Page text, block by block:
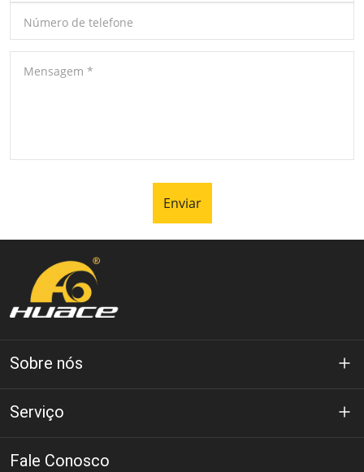
Número de telefone
Mensagem *
Enviar
Sobre nós
Sobre Huace
Serviço
política de Privacidade
Fale Conosco